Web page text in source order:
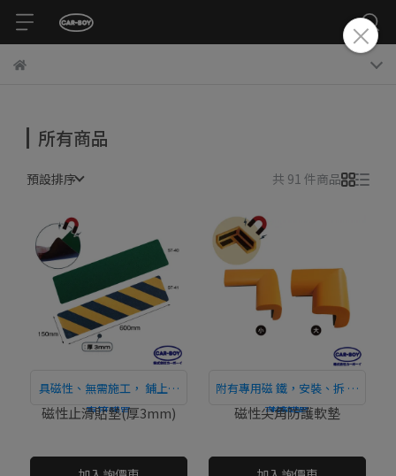
所有商品
預設排序 共 91 件商品
具磁性、無需施工， 鋪上即
可。
直接購買
磁性止滑貼墊(厚3mm)
附有專用磁 鐵，安裝、拆 卸
超簡單
直接購買
磁性尖角防護軟墊